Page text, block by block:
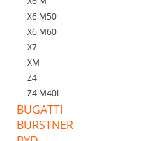
X6 M50
X6 M60
X7
XM
Z4
Z4 M40I
BUGATTI
BÜRSTNER